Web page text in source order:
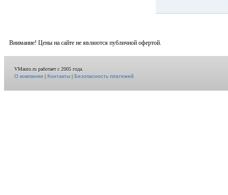
Внимание! Цены на сайте не являются публичной офертой.
VMauto.ru работает с 2005 года.
О компании|Контакты|Безопасность платежей